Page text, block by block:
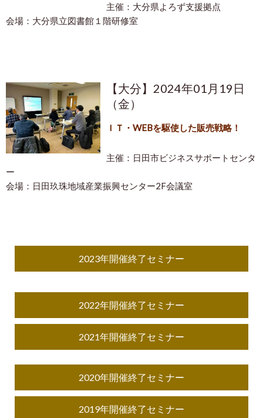
主催：大分県よろず支援拠点
会場：大分県立図書館１階研修室
【大分】2024年01月19日
（金）
ＩＴ・WEBを駆使した販売戦略！
主催：日田市ビジネスサポートセンタ
ー
会場：日田玖珠地域産業振興センター2F会議室
2023年開催終了セミナー
2022年開催終了セミナー
2021年開催終了セミナー
2020年開催終了セミナー
2019年開催終了セミナー